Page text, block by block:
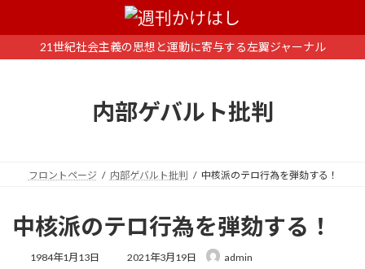
ン
ー
21世紀社会主義の思想と運動に寄与する左翼ジャーナル
内部ゲバルト批判
フロントページ 内部ゲバルト批判 中核派のテロ行為を弾劾する！
中核派のテロ行為を弾劾する！
1984年1月13日
最
2021年3月19日 admin